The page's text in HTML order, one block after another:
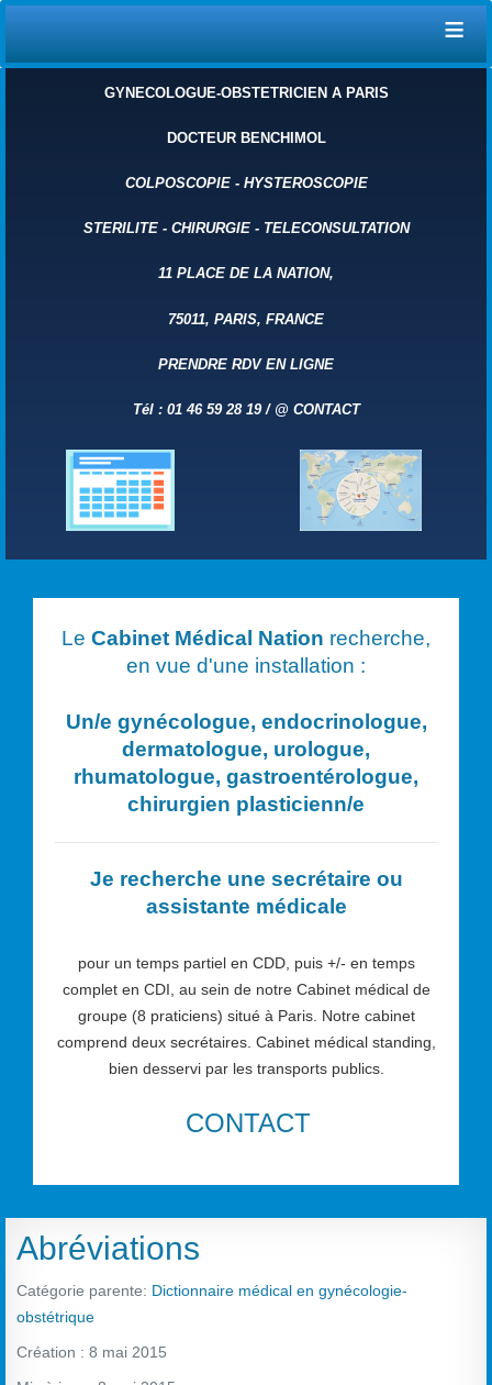
≡
GYNECOLOGUE-OBSTETRICIEN A PARIS
DOCTEUR BENCHIMOL
COLPOSCOPIE- HYSTEROSCOPIE
STERILITE- CHIRURGIE- TELECONSULTATION
11 PLACE DE LA NATION,
75011, PARIS, FRANCE
PRENDRE RDV EN LIGNE
Tél : 01 46 59 28 19 / @ CONTACT
Le Cabinet Médical Nation recherche,
en vue d'une installation :
Un/e gynécologue, endocrinologue,
dermatologue, urologue,
rhumatologue, gastroentérologue,
chirurgien plasticienn/e
Je recherche une secrétaire ou
assistante médicale
pour un temps partiel en CDD, puis +/- en temps
complet en CDI, au sein de notre Cabinet médical de
groupe (8 praticiens) situé à Paris. Notre cabinet
comprend deux secrétaires. Cabinet médical standing,
bien desservi par les transports publics.
CONTACT
Abréviations
Catégorie parente: Dictionnaire médical en gynécologie-
obstétrique
Création : 8 mai 2015